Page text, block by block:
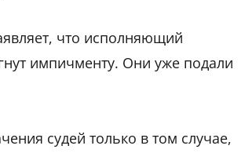
что исполняющий
импичменту. Они уже подали
судей только в том случае,